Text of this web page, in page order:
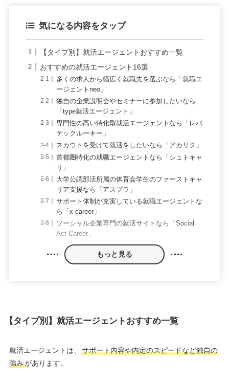
気になる内容をタップ
【タイプ別】就活エージェントおすすめ一覧
おすすめの就活エージェント16選
多くの求人から幅広く就職先を選ぶなら「就職エ
ージェントneo」
独自の企業説明会やセミナーに参加したいなら
「type就活エージェント」
専門性の高い特化型就活エージェントなら「レバ
テックルーキー」
スカウトを受けて就活をしたいなら「アカリク」
首都圏特化の就職エージェントなら「シュトキャ
リ」
大学公認部活所属の体育会学生のファーストキャ
リア支援なら「アスプラ」
サポート体制が充実している就職エージェントな
ら「x-career」
ソーシャル企業専門の就活サイトなら「Social
Act Career」
もっと見る
【タイプ別】就活エージェントおすすめ一覧
就活エージェントは、
サポート内容や内定のスピードなど独自の
強みがあります。